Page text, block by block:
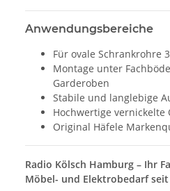
Anwendungsbereiche
Für ovale Schrankrohre
Montage unter
Garderoben
Stabile und langlebige
Hochwertige vernickelte
Original Häfele
Radio Kölsch Hamburg – Ihr
Möbel- und Elektrobedarf seit